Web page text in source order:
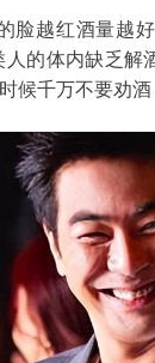
脸越红酒量越
的体内缺乏解
千万不要劝酒